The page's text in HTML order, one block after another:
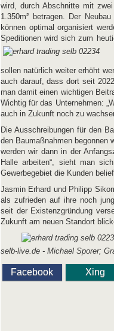
wird, durch Abschnitte mit
1.350m² betragen. Der
können optimal organisiert
Speditionen wird sich zum
sollen natürlich weiter erhöht
auch darauf, dass dort seit
man damit einen wichtigen
Wichtig für das Unternehmen:
auch in Zukunft noch zu
Die Ausschreibungen für den
den Baumaßnahmen begonnen
werden wir dann in der
Halle arbeiten“, sieht man
Gewerbegebiet die Kunden
Jasmin Erhard und Philipp
als zufrieden auf ihre noch
seit der Existenzgründung
Zukunft am neuen Standort
selb-live.de - Michael Sporer;
Facebook Xing